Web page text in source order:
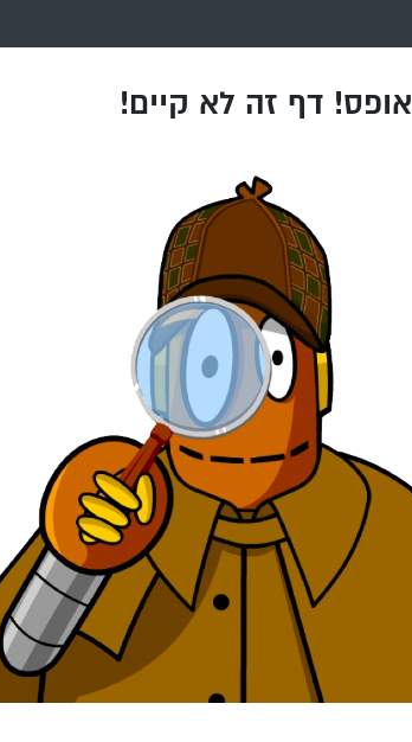
אופס! דף זה לא קיים!